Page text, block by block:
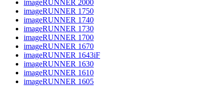
imageRUNNER 2000
imageRUNNER 1750
imageRUNNER 1740
imageRUNNER 1730
imageRUNNER 1700
imageRUNNER 1670
imageRUNNER 1643iF
imageRUNNER 1630
imageRUNNER 1610
imageRUNNER 1605